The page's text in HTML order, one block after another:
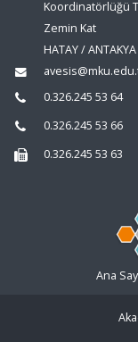
Koordinatörlüğü
Zemin Kat
HATAY / ANTAKYA
0.326.245 53 64
0.326.245 53 66
0.326.245 53 63
Ana